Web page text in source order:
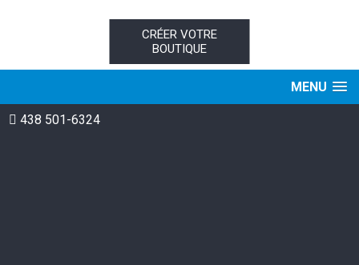
CRÉER VOTRE
BOUTIQUE
MENU
438 501-6324